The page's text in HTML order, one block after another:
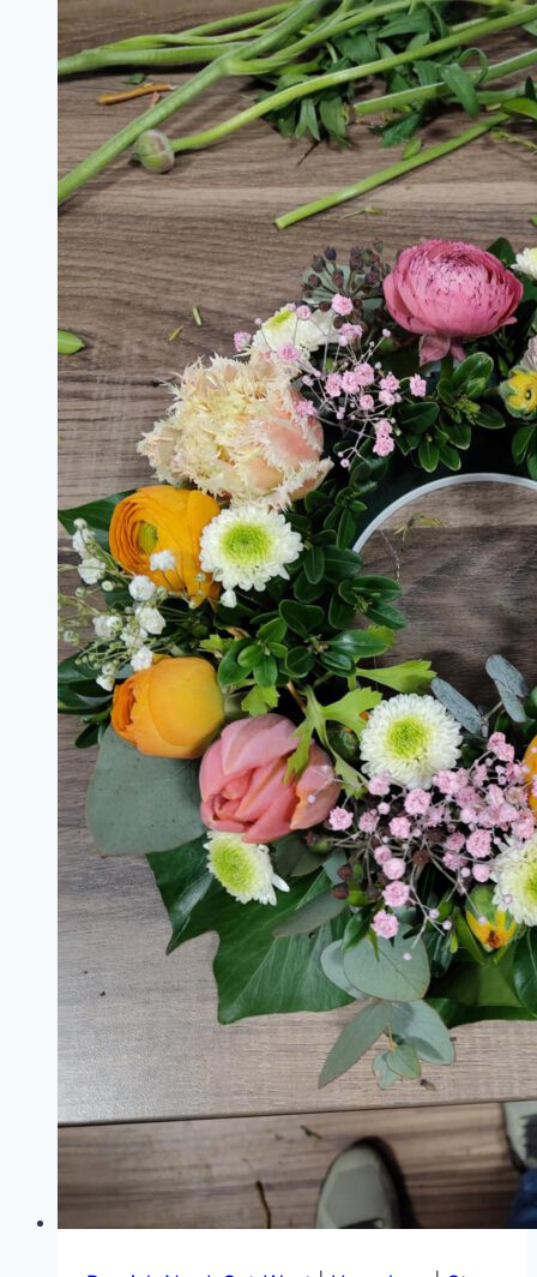
lecker
–
Das
diesjährige
Motto
des
Kochstudios
St.
Laurentius